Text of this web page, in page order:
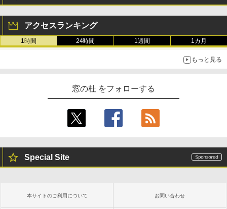
アクセスランキング
1時間 24時間 1週間 1カ月
もっと見る
窓の杜 をフォローする
Special Site
本サイトのご利用について お問い合わせ